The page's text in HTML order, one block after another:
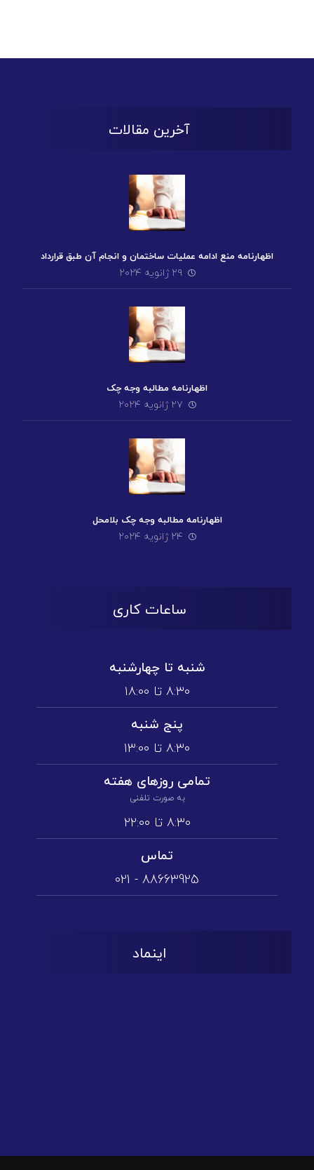
آخرین مقالات
اظهارنامه منع ادامه عملیات ساختمان و انجام آن طبق قرارداد
۲۹ ژانویه ۲۰۲۴
اظهارنامه مطالبه وجه چک
۲۷ ژانویه ۲۰۲۴
اظهارنامه مطالبه وجه چک بلامحل
۲۴ ژانویه ۲۰۲۴
ساعات کاری
شنبه تا چهارشنبه
۸:۳۰ تا ۱۸:۰۰
پنج شنبه
۸:۳۰ تا ۱3:۰۰
تمامی روز‌های هفته
به صورت تلفنی
۸:۳۰ تا ۲۲:۰۰
تماس
88663925 - 021
اینماد